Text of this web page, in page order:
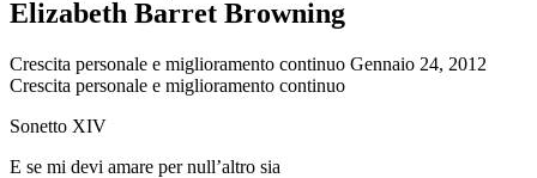
Elizabeth Barret Browning
Crescita personale e miglioramento continuo Gennaio 24, 2012
Crescita personale e miglioramento continuo
Sonetto XIV
E se mi devi amare per null’altro sia